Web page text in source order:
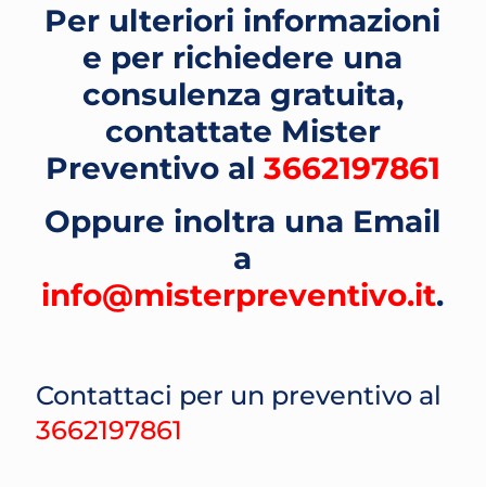
Per ulteriori informazioni
e per richiedere una
consulenza gratuita,
contattate Mister
Preventivo al 3662197861
Oppure inoltra una Email
a
info@misterpreventivo.it.
Contattaci per un preventivo al
3662197861